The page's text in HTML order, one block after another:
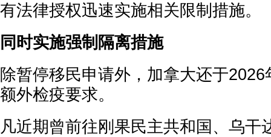
有法律授权迅速实施相关限制措施。
同时实施强制隔离措施
除暂停移民申请外，加拿大还于
额外检疫要求。
凡近期曾前往刚果民主共和国、乌干